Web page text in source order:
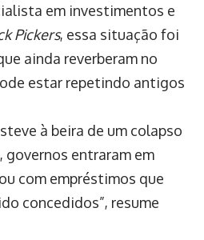
em investimentos e
Pickers, essa situação foi
ainda reverberam no
estar repetindo antigos
à beira de um colapso
entraram em
com empréstimos que
concedidos”, resume